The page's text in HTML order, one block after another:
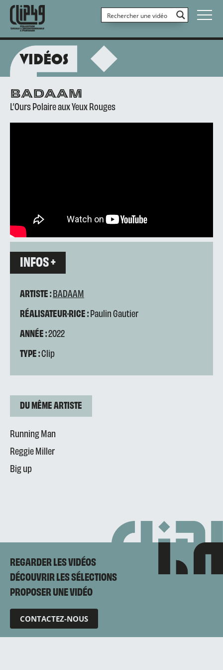
VIDÉOS
BADAAM
L’Ours Polaire aux Yeux Rouges
INFOS +
ARTISTE :BADAAM
RÉALISATEUR·RICE :Paulin Gautier
ANNÉE :2022
TYPE :Clip
DU MÊME ARTISTE
Running Man
Reggie Miller
Big up
REGARDER LES VIDÉOS
DÉCOUVRIR LES SÉLECTIONS
PROPOSER UNE VIDÉO
CONTACTEZ-NOUS